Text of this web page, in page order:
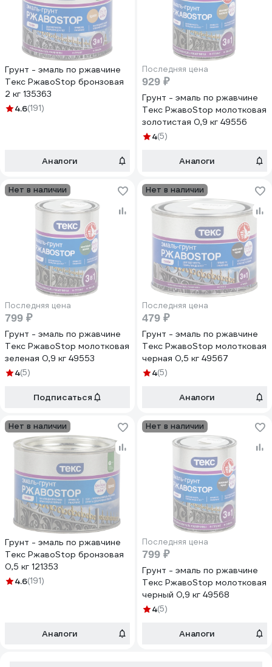
Грунт - эмаль по ржавчине
Текс РжавоStop бронзовая
2 кг 135363
4.6(191)
Аналоги
Последняя цена
929 ₽
Грунт - эмаль по ржавчине
Текс РжавоStop молотковая
золотистая 0,9 кг 49556
4(5)
Аналоги
Нет в наличии
Последняя цена
799 ₽
Грунт - эмаль по ржавчине
Текс РжавоStop молотковая
зеленая 0,9 кг 49553
4(5)
Подписаться
Нет в наличии
Последняя цена
479 ₽
Грунт - эмаль по ржавчине
Текс РжавоStop молотковая
черная 0,5 кг 49567
4(5)
Аналоги
Нет в наличии
Грунт - эмаль по ржавчине
Текс РжавоStop бронзовая
0,5 кг 121353
4.6(191)
Аналоги
Нет в наличии
Последняя цена
799 ₽
Грунт - эмаль по ржавчине
Текс РжавоStop молотковая
черный 0,9 кг 49568
4(5)
Аналоги